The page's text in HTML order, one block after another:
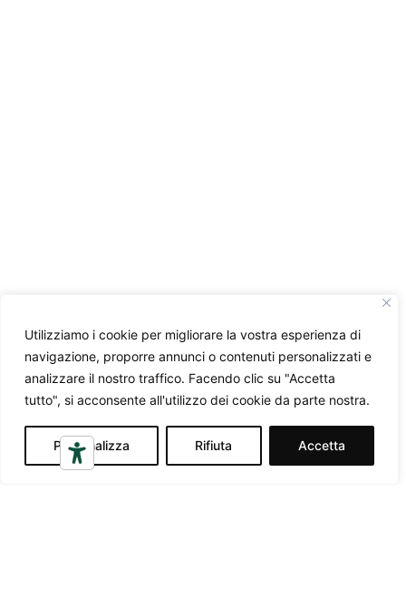
Utilizziamo i cookie per migliorare la vostra esperienza di
navigazione, proporre annunci o contenuti personalizzati e
analizzare il nostro traffico. Facendo clic su "Accetta
tutto", si acconsente all'utilizzo dei cookie da parte nostra.
Personalizza Rifiuta Accetta